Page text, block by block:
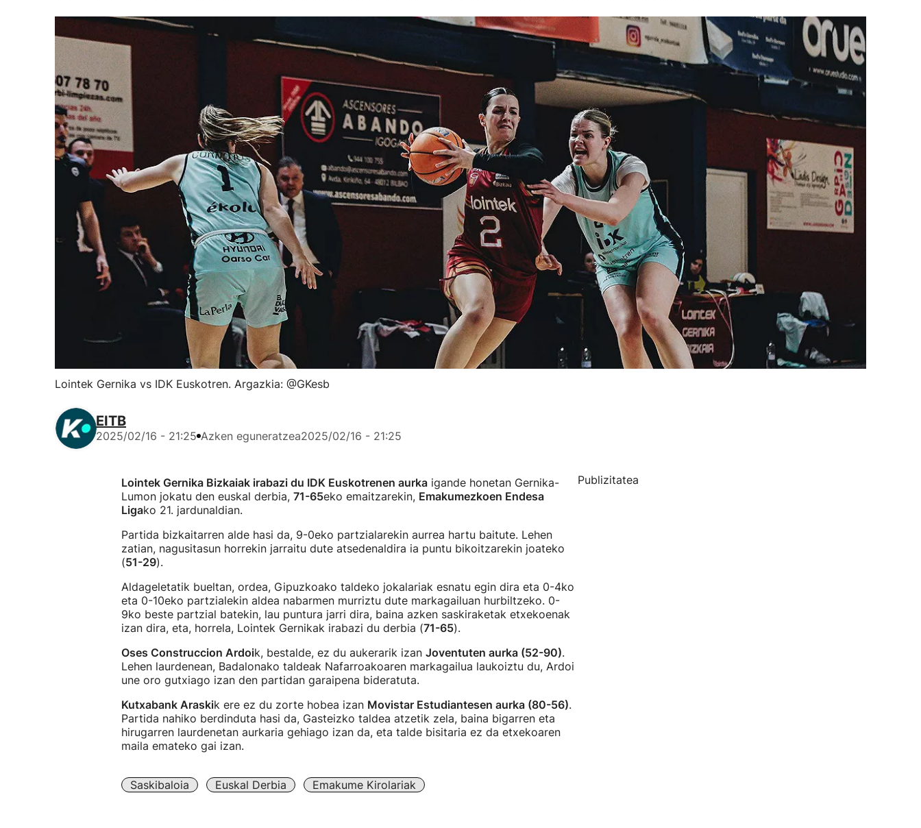
Lointek Gernika vs IDK Euskotren. Argazkia: @GKesb
EITB
2025/02/16 - 21:25 Azken eguneratzea2025/02/16 - 21:25
Lointek Gernika Bizkaiak irabazi du IDK Euskotrenen aurka igande honetan Gernika-
Lumon jokatu den euskal derbia, 71-65eko emaitzarekin, Emakumezkoen Endesa
Ligako 21. jardunaldian.
Partida bizkaitarren alde hasi da, 9-0eko partzialarekin aurrea hartu baitute. Lehen
zatian, nagusitasun horrekin jarraitu dute atsedenaldira ia puntu bikoitzarekin joateko
(51-29).
Aldageletatik bueltan, ordea, Gipuzkoako taldeko jokalariak esnatu egin dira eta 0-4ko
eta 0-10eko partzialekin aldea nabarmen murriztu dute markagailuan hurbiltzeko. 0-
9ko beste partzial batekin, lau puntura jarri dira, baina azken saskiraketak etxekoenak
izan dira, eta, horrela, Lointek Gernikak irabazi du derbia (71-65).
Oses Construccion Ardoik, bestalde, ez du aukerarik izan Joventuten aurka (52-90).
Lehen laurdenean, Badalonako taldeak Nafarroakoaren markagailua laukoiztu du, Ardoi
une oro gutxiago izan den partidan garaipena bideratuta.
Kutxabank Araskik ere ez du zorte hobea izan Movistar Estudiantesen aurka (80-56).
Partida nahiko berdinduta hasi da, Gasteizko taldea atzetik zela, baina bigarren eta
hirugarren laurdenetan aurkaria gehiago izan da, eta talde bisitaria ez da etxekoaren
maila emateko gai izan.
Saskibaloia Euskal Derbia Emakume Kirolariak
Publizitatea